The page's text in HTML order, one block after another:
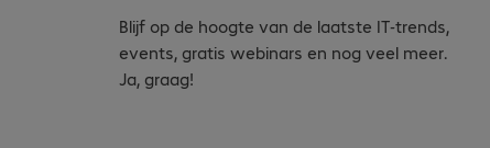
Blijf op de hoogte van de laatste IT-trends,
events, gratis webinars en nog veel meer.
Ja, graag!